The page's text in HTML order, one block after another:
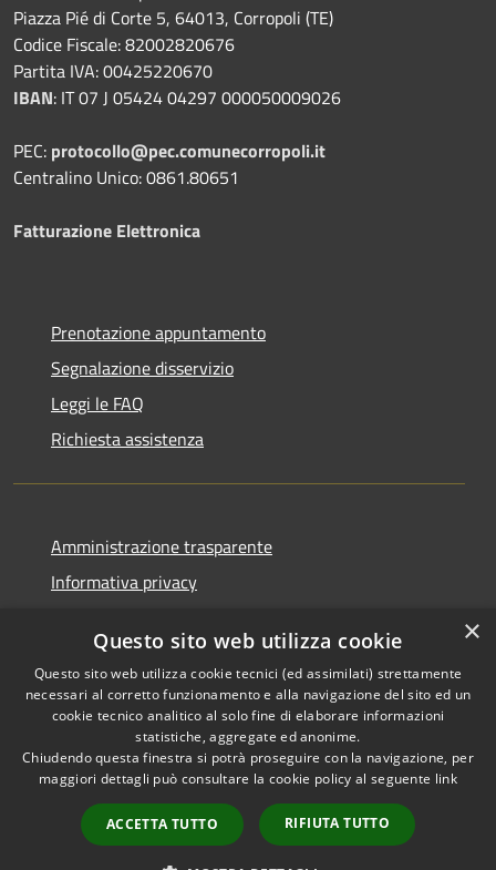
Piazza Pié di Corte 5, 64013, Corropoli (TE)
Codice Fiscale: 82002820676
Partita IVA: 00425220670
IBAN: IT 07 J 05424 04297 000050009026
PEC: protocollo@pec.comunecorropoli.it
Centralino Unico: 0861.80651
Fatturazione Elettronica
Prenotazione appuntamento
Segnalazione disservizio
Leggi le FAQ
Richiesta assistenza
Amministrazione trasparente
Informativa privacy
Dichiarazione di accessibilità
RSS
Accessibilità
Copyright © 2026 • Comune di
Corropoli • Powered by
Municipium•
Accesso
redazione
×
Questo sito web utilizza cookie
Questo sito web utilizza cookie tecnici (ed assimilati) strettamente
necessari al corretto funzionamento e alla navigazione del sito ed un
cookie tecnico analitico al solo fine di elaborare informazioni
statistiche, aggregate ed anonime.
Chiudendo questa finestra si potrà proseguire con la navigazione, per
maggiori dettagli può consultare la cookie policy al seguente link
ACCETTA TUTTO RIFIUTA TUTTO